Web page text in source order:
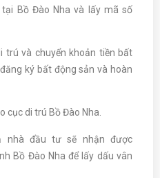
Bồ Đào Nha và lấy mã số
trú và chuyển khoản tiền bất
ký bất động sản và hoàn
cục di trú Bồ Đào Nha.
nhà đầu tư sẽ nhận được
Bồ Đào Nha để lấy dấu vân